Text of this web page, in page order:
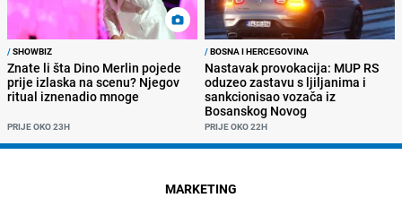
/SHOWBIZ
Znate li šta Dino Merlin pojede
prije izlaska na scenu? Njegov
ritual iznenadio mnoge
PRIJE OKO 23H
/BOSNA I HERCEGOVINA
Nastavak provokacija: MUP RS
oduzeo zastavu s ljiljanima i
sankcionisao vozača iz
Bosanskog Novog
PRIJE OKO 22H
MARKETING